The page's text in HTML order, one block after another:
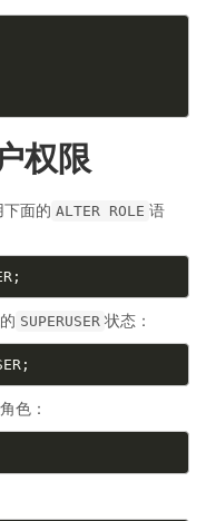
权限
面的 ALTER ROLE 语
SUPERUSER 状态：
角色：